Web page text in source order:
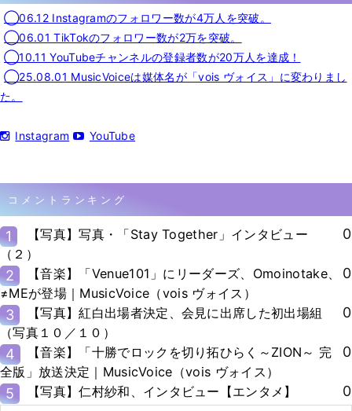
◯06.12 Instagramのフォロワー数が4万人を突破。
◯06.01 TikTokのフォロワー数が2万を突破。
◯10.11 YouTubeチャンネルの登録者数が20万人を達成！
◯25.08.01 MusicVoiceは媒体名が「vois ヴォイス」に変わりまし
た。
Instagram YouTube
コメントランキング
1
【写真】写真・「Stay Together」インタビュー
（２）
0
2
【音楽】「Venue101」にリーダーズ、Omoinotake、
≠MEが登場｜MusicVoice（vois ヴォイス）
0
3
【写真】紅白出場者決定、会見に出席した初出場組
（写真１０／１０）
0
4
【音楽】「十勝でロックを切り拓ひらく～ZION～ 完
全版」放送決定｜MusicVoice（vois ヴォイス）
0
5 【写真】仁村紗和、インタビュー【エンタメ】 0